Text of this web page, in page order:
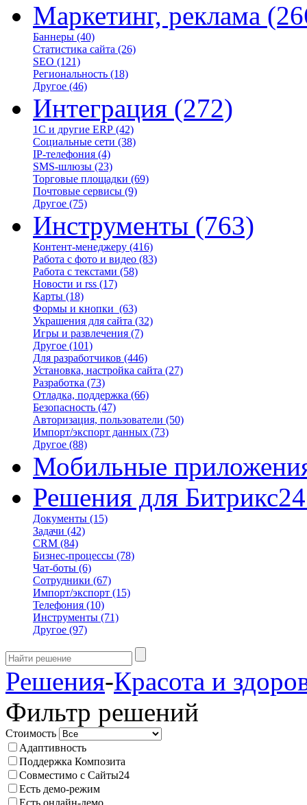
Маркетинг, реклама
Баннеры (40)
Статистика сайта (26)
SEO (121)
Региональность (18)
Другое (46)
Интеграция (272)
1С и другие ERP (42)
Социальные сети (38)
IP-телефония (4)
SMS-шлюзы (23)
Торговые площадки (69)
Почтовые сервисы (9)
Другое (75)
Инструменты (763)
Контент-менеджеру (416)
Работа с фото и видео (83)
Работа с текстами (58)
Новости и rss (17)
Карты (18)
Формы и кнопки (63)
Украшения для сайта (32)
Игры и развлечения (7)
Другое (101)
Для разработчиков (446)
Установка, настройка сайта (27)
Разработка (73)
Отладка, поддержка (66)
Безопасность (47)
Авторизация, пользователи (50)
Импорт/экспорт данных (73)
Другое (88)
Мобильные
Решения для Битрикс24
Документы (15)
Задачи (42)
CRM (84)
Бизнес-процессы (78)
Чат-боты (6)
Сотрудники (67)
Импорт/экспорт (15)
Телефония (10)
Инструменты (71)
Другое (97)
Решения-Красота и
Фильтр решений
Стоимость
Адаптивность
Поддержка Композита
Совместимо с Сайты24
Есть демо-режим
Есть онлайн-демо